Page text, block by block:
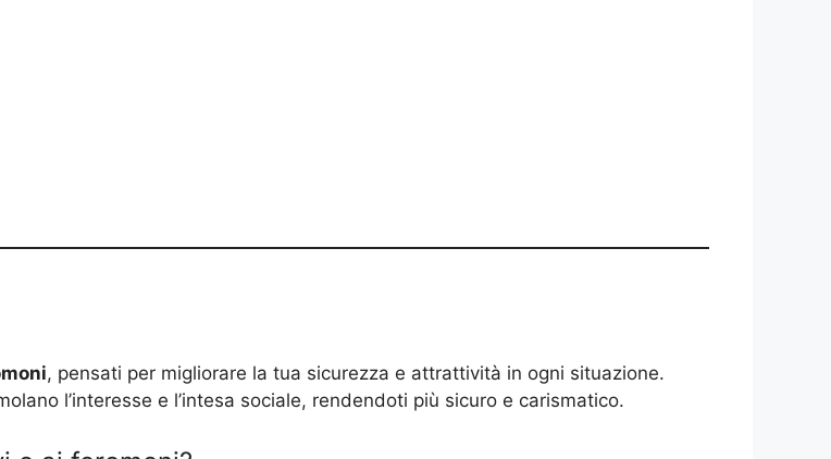
, pensati per migliorare la tua sicurezza e attrattività in ogni situazione.
l’interesse e l’intesa sociale, rendendoti più sicuro e carismatico.